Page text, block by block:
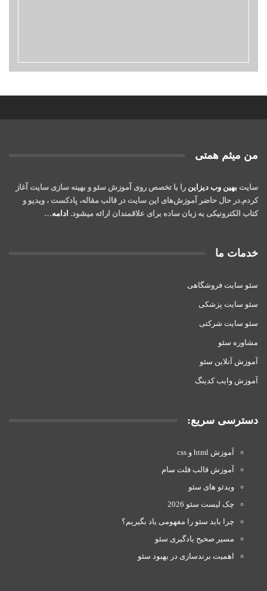
من میثم همتی
سایت بهین وب دیزاین را با تخصص روی آموزش سئو و بهینه سازی سایت آغاز
کردم.در حال حاضر آموزش‌‌های این سایت در قالب مقاله، پادکست ، ویدیو و
کتاب‌ الکترونیکی به زبان ساده برای علاقمندان ارائه میشود. ادامه…
خدمات ما
سئو سایت فروشگاهی
سئو سایت پزشکی
سئو سایت شرکتی
مشاوره سئو
آموزش آنلاین سئو
آموزش وایب کدینگ
دسترسی سریع:
آموزش html و css
آموزش قالب فلت سام
ویدئو های سئو
چک لیست سئو 2026
چرا باید سئو را مفهومی یاد بگیریم؟
مسیر صحیح یادگیری سئو
اهمیت برندسازی در بهبود سئو